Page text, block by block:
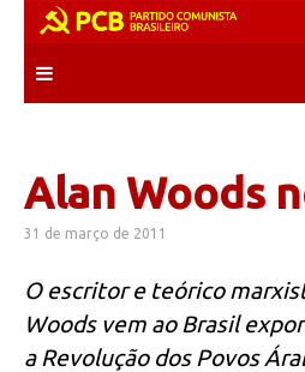
content
Alan Woods
31 de março de 2011
O escritor e teórico
Woods vem ao Brasil
a Revolução dos Povos